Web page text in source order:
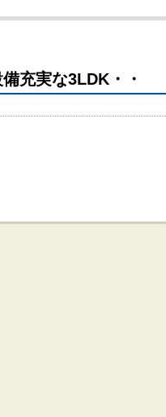
充実な3LDK・・